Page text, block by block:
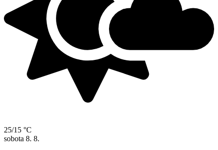
25/15 °C
sobota 8. 8.